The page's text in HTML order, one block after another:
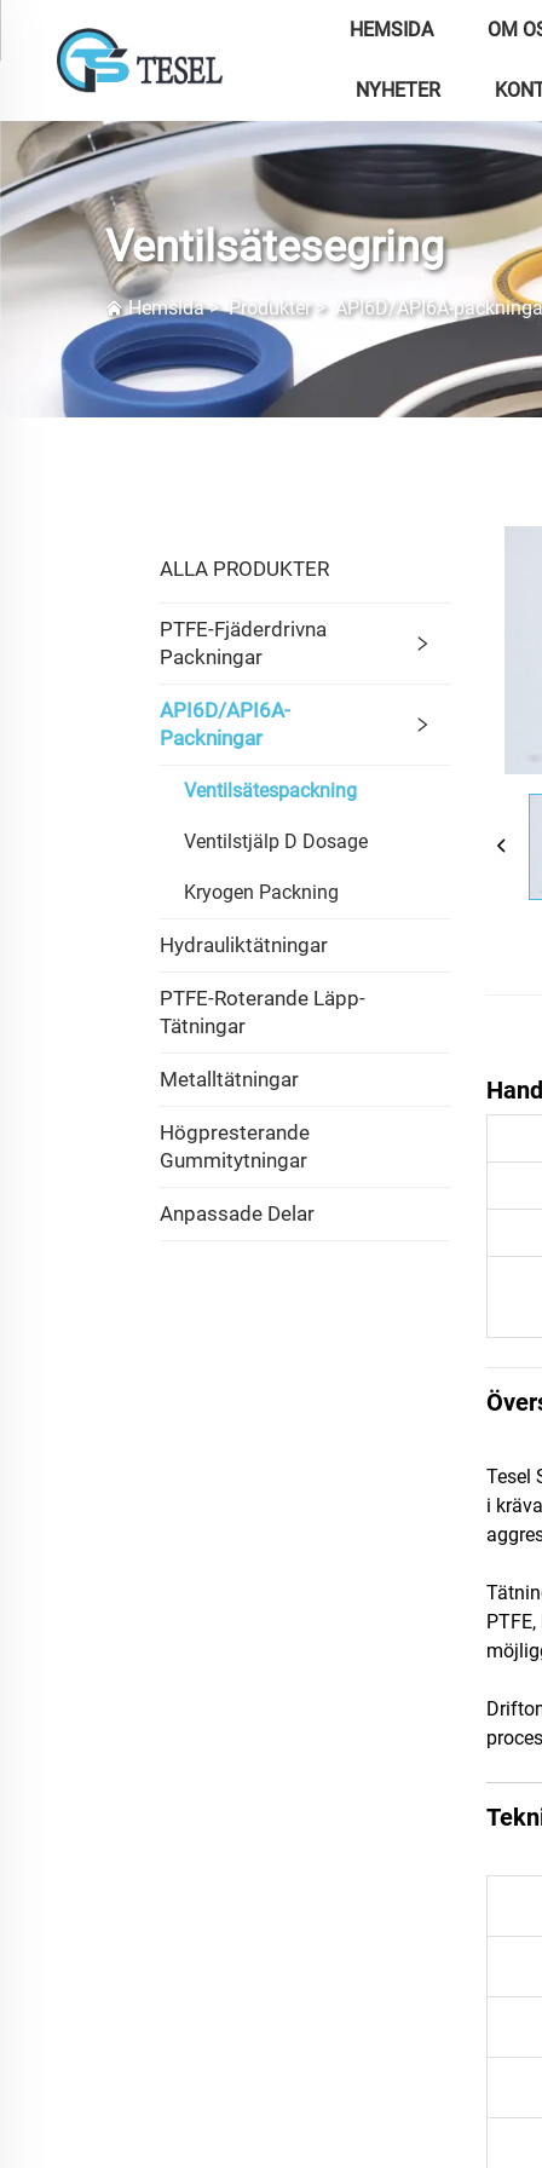
HEMSIDA OM
NYHETER
Ventilsätesegring
Hemsida>Produkter> API6D/API6A-
ALLA PRODUKTER
PTFE-Fjäderdrivna
Packningar
API6D/API6A-
Packningar
Ventilsätespackning
Ventilstjälp D Dosage
Kryogen Packning
Hydrauliktätningar
PTFE-Roterande Läpp-
Tätningar
Metalltätningar
Högpresterande
Gummitytningar
Anpassade Delar
Tesel
i